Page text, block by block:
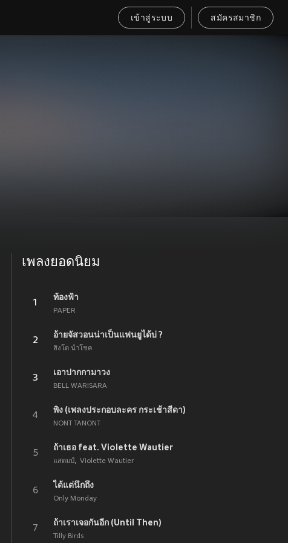
เข้าสู่ระบบ สมัครสมาชิก
เพลงยอดนิยม
1
ท้องฟ้า
PAPER
2
อ้ายจัสวอนน่าเป็นแฟนยูได้บ่ ?
สิงโต นำโชค
3
เอาปากกามาวง
BELL WARISARA
4
พิง (เพลงประกอบละคร กระเช้าสีดา)
NONT TANONT
5
ถ้าเธอ feat. Violette Wautier
แสตมป์ Violette Wautier
6
ได้แต่นึกถึง
Only Monday
7
ถ้าเราเจอกันอีก (Until Then)
Tilly Birds